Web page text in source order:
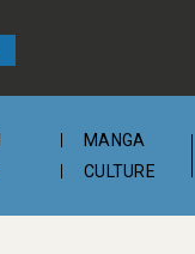
MANGA
CULTURE